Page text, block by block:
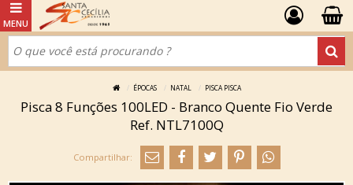
ÉPOCAS NATAL PISCA PISCA
Pisca 8 Funções 100LED - Branco Quente Fio Verde
Ref. NTL7100Q